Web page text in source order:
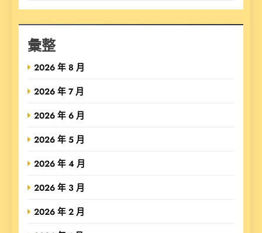
彙整
2026 年 8 月
2026 年 7 月
2026 年 6 月
2026 年 5 月
2026 年 4 月
2026 年 3 月
2026 年 2 月